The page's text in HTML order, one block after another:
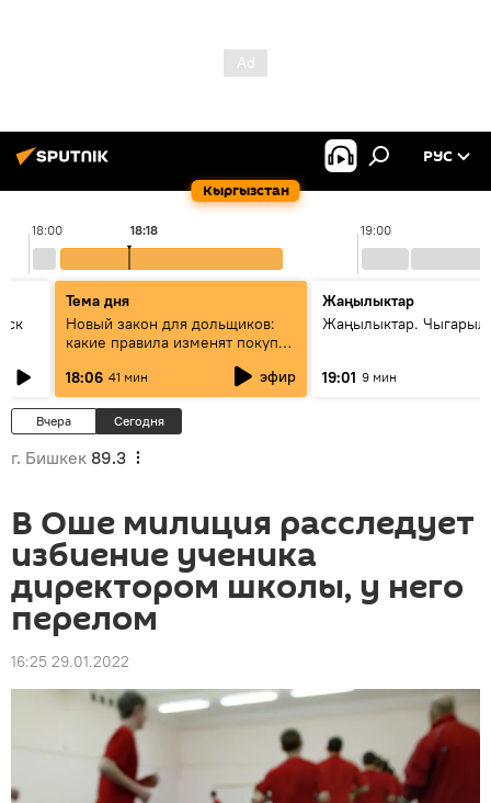
Кыргызстан
РУС
18:00 19:00
18:18
Тема дня
Новый закон для дольщиков:
какие правила изменят покупку
18:06 41 мин эфир
Жаңылыктар
Жаңылыктар.
19:01 9 мин
Вчера Сегодня
г. Бишкек 89.3
В Оше милиция расследует
избиение ученика
директором школы, у него
перелом
16:25 29.01.2022